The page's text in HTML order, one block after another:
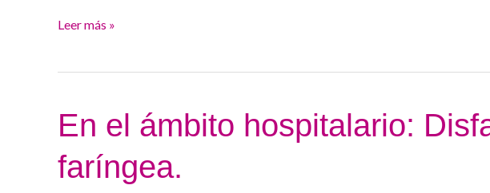
esófago-
Leer más »
En el ámbito hospitalario:
faríngea.
En
el
ámbito
hospitalario: